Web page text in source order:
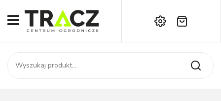
START
SKLEP
Brak produktów w koszyku.